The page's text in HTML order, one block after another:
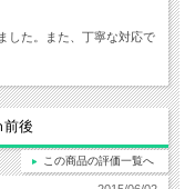
した。また、丁寧な対応で
後
この商品の評価一覧へ